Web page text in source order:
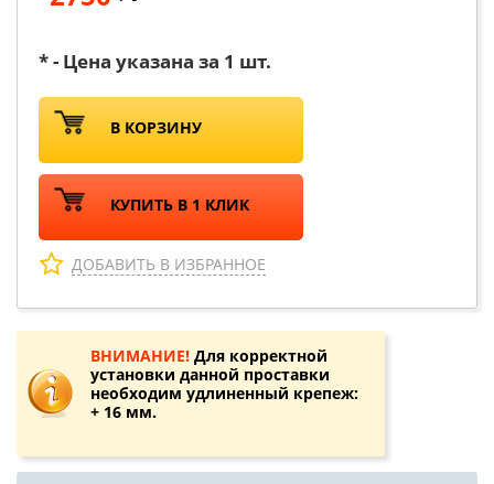
* - Цена указана за 1 шт.
В КОРЗИНУ
КУПИТЬ В 1 КЛИК
ДОБАВИТЬ В ИЗБРАННОЕ
ВНИМАНИЕ! Для корректной
установки данной проставки
необходим удлиненный крепеж:
+ 16 мм.